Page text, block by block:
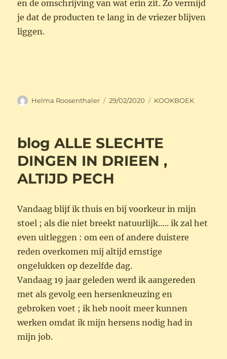
en de omschrijving van wat erin zit. Zo vermijd
je dat de producten te lang in de vriezer blijven
liggen.
Auteur
Helma Roosenthaler
Geplaatst
29/02/2020 Categorieën
KOOKBOEK
blog ALLE SLECHTE
DINGEN IN DRIEEN ,
ALTIJD PECH
Vandaag blijf ik thuis en bij voorkeur in mijn
stoel ; als die niet breekt natuurlijk….. ik zal het
even uitleggen : om een of andere duistere
reden overkomen mij altijd ernstige
ongelukken op dezelfde dag.
Vandaag 19 jaar geleden werd ik aangereden
met als gevolg een hersenkneuzing en
gebroken voet ; ik heb nooit meer kunnen
werken omdat ik mijn hersens nodig had in
mijn job.